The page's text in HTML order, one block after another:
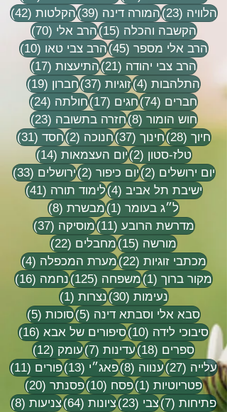
הלוויה (23) 23 פוסטים
המורה דינה (39) 39 פוסטים
הקלטות (42)
42
הקשבה והכלה (15) 15 פוסטים
הרב אלי (70)
70 פוסטים
הרב אלי מספר (45) 45 פוסטים
הרב צבי טאו (10)
10 פוסטים
הרב צבי יהודה (21) 21 פוסטים
התיעצות (17)
17 פוסטים
התלהבות (4) 4 פוסטיםזוגיות (37) 37 פוסטים
חברון (19)
19 פוסטים
חברים (74) 74 פוסטים
חגים (17) 17 פוסטים
חולתה (24)
24 פוסטים
חוש הומור (8) 8 פוסטיםחזרה בתשובה (23)
23 פוסטים
חיוך (28) 28 פוסטים
חינוך (37) 37 פוסטים
חנוכה (2) 2 פוסטיםחסד (31)
31 פוסטים
טלז-סטון (2) 2 פוסטיםיום העצמאות (14)
14 פוסטים
יום ירושלים (2) 2 פוסטיםיום כיפור (2) 2 פוסטיםירושלים (33)
33 פוסטים
ישיבת תל אביב (4) 4 פוסטיםלימוד תורה (41)
41 פוסטים
ל״ג בעומר (1) פוסט 1
מבשרת (8)
8 פוסטים
מדרשת הרובע (11) 11 פוסטים
מוסיקה (37)
37 פוסטים
מורשה (15) 15 פוסטים
מחבלים (22)
22 פוסטים
מכתבי זוגיות (22) 22 פוסטים
מערת המכפלה (4)
4 פוסטים
מקור ברוך (1) פוסט 1
משפחה (125) 125 פוסטים
נחמה (16)
16 פוסטים
נעימות (30) 30 פוסטים
נצרות (1)
פוסט 1
סבא אלי וסבתא דינה (5) 5 פוסטיםסוכות (5)
5 פוסטים
סיבוכי לידה (10) 10 פוסטים
סיפורים של אבא (16)
16 פוסטים
ספרים (18) 18 פוסטים
עדינות (7) 7 פוסטיםעומק (12)
12 פוסטים
עלייה (27) 27 פוסטים
ענווה (8) 8 פוסטיםפאג״י (13) 13 פוסטים
פורים (11)
11
פטריוטיות (1) פוסט 1
פסח (10) 10 פוסטים
פסנתר (20)
20 פוסטים
פתיחות (7) 7 פוסטיםצבי (23) 23 פוסטים
ציונות (64) 64 פוסטים
צניעות (8)
8 פוסטים